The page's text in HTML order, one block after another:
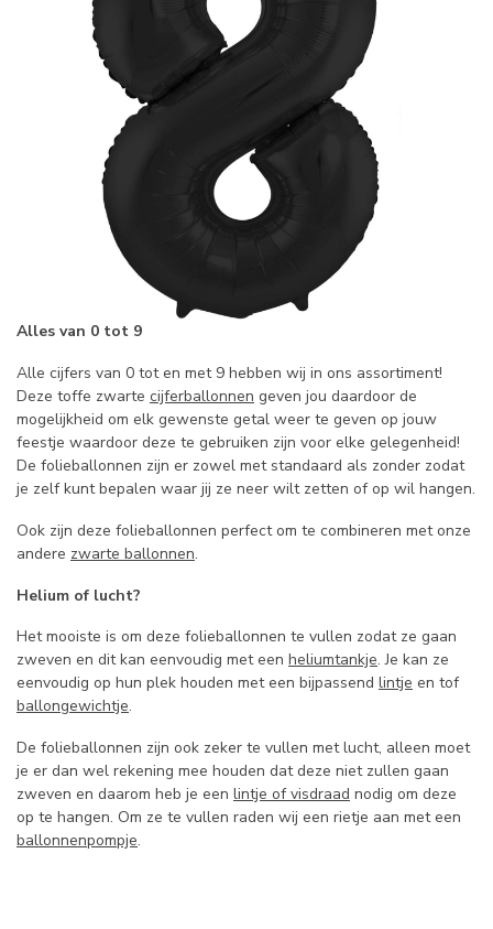
Alles van 0 tot 9
Alle cijfers van 0 tot en met 9 hebben wij in ons assortiment!
Deze toffe zwarte cijferballonnen geven jou daardoor de
mogelijkheid om elk gewenste getal weer te geven op jouw
feestje waardoor deze te gebruiken zijn voor elke gelegenheid!
De folieballonnen zijn er zowel met standaard als zonder zodat
je zelf kunt bepalen waar jij ze neer wilt zetten of op wil hangen.
Ook zijn deze folieballonnen perfect om te combineren met onze
andere zwarte ballonnen.
Helium of lucht?
Het mooiste is om deze folieballonnen te vullen zodat ze gaan
zweven en dit kan eenvoudig met een heliumtankje. Je kan ze
eenvoudig op hun plek houden met een bijpassend lintje en tof
ballongewichtje.
De folieballonnen zijn ook zeker te vullen met lucht, alleen moet
je er dan wel rekening mee houden dat deze niet zullen gaan
zweven en daarom heb je een lintje of visdraad nodig om deze
op te hangen. Om ze te vullen raden wij een rietje aan met een
ballonnenpompje.